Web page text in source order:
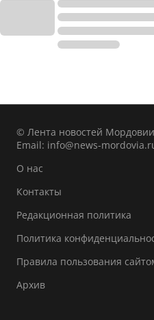
© Лента новостей Мордовии
Email: info@news-
О нас
Контакты
Редакционная политика
Политика
Правила пользования
Архив